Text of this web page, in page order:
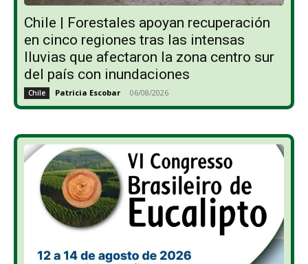
Chile | Forestales apoyan recuperación
en cinco regiones tras las intensas
lluvias que afectaron la zona centro sur
del país con inundaciones
Chile Patricia Escobar - 06/08/2026